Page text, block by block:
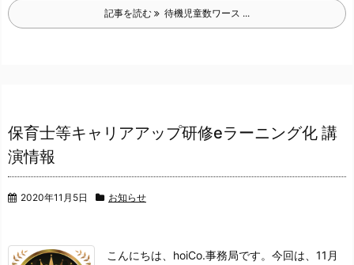
記事を読む 待機児童数ワース ...
保育士等キャリアアップ研修eラーニング化 講
演情報
2020年11月5日 お知らせ
こんにちは、hoiCo.事務局です。 今回は、11月